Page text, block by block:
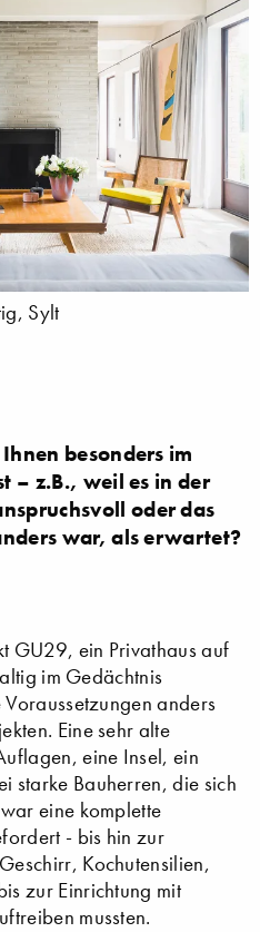
Sylt
besonders im
– z.B., weil es in der
oder das
war, als erwartet?
GU29, ein Privathaus auf
im Gedächtnis
anders
Eine sehr alte
eine Insel, ein
starke Bauherren, die sich
eine komplette
- bis hin zur
Kochutensilien,
zur Einrichtung mit
mussten.